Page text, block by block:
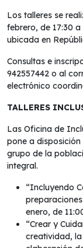
Los talleres se
febrero, de 17:30
ubicada en
Consultas e
942557442 o al
electrónico
TALLERES
Las Oficina de
pone a
grupo de la
integral.
“Incluyendo
enero, de
“Crear y
creatividad,